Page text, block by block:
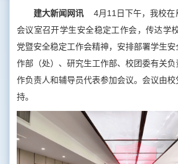
建大新闻网讯 4月11日下午，我校
会议室召开学生安全稳定工作会，传达学
党暨安全稳定工作会精神，安排部署学生
作部（处）、研究生工作部、校团委有关
作负责人和辅导员代表参加会议。会议由
持。